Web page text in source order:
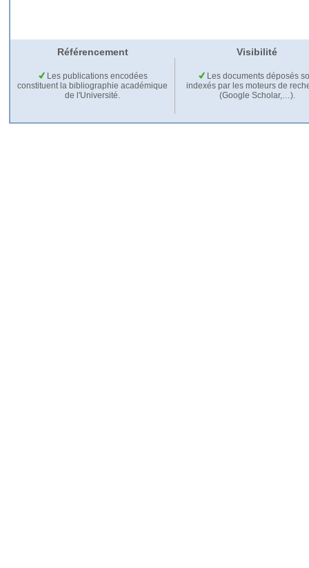
Référencement Visibilité
Les publications encodées
constituent la bibliographie académique
de l'Université.
Les documents déposés
indexés par les moteurs de
(Google Scholar,…).